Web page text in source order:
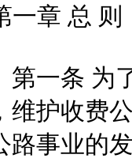
章 总 则
条 为了
维护收费
路事业的